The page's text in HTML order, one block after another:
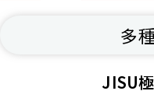
多
JISU